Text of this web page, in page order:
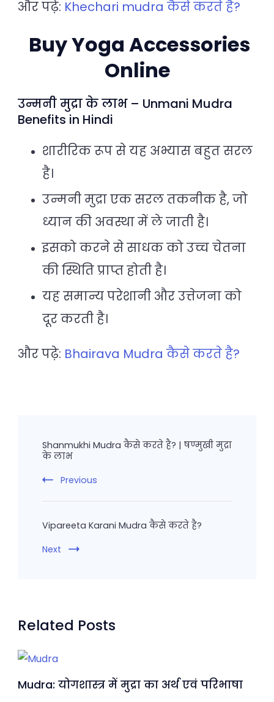
और पढ़े: Khechari mudra कैसे करते है?
Buy Yoga Accessories
Online
उन्मनी मुद्रा के लाभ – Unmani Mudra
Benefits in Hindi
शारीरिक रूप से यह अभ्यास बहुत सरल
है।
उन्मनी मुद्रा एक सरल तकनीक है, जो
ध्यान की अवस्था में ले जाती है।
इसको करने से साधक को उच्च चेतना
की स्थिति प्राप्त होती है।
यह समान्य परेशानी और उत्तेजना को
दूर करती है।
और पढ़े: Bhairava Mudra कैसे करते है?
Navigation
Shanmukhi Mudra कैसे करते है? | षण्मुखी मुद्रा
के लाभ
Previous
Vipareeta Karani Mudra कैसे करते है?
Next
Related Posts
Mudra: योगशास्त्र में मुद्रा का अर्थ एवं परिभाषा